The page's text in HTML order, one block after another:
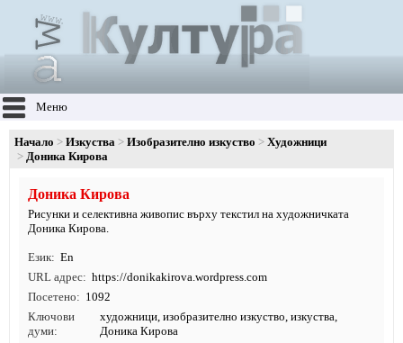
Меню
Начало Изкуства Изобразително изкуство
Художници
Доника Кирова
Доника Кирова
Рисунки и селективна живопис върху текстил на художничката
Доника Кирова.
Език
En
URL адрес
https://donikakirova.wordpress.com
Посетено
1092
Ключови
думи
художници,изобразително изкуство,изкуства,
Доника Кирова